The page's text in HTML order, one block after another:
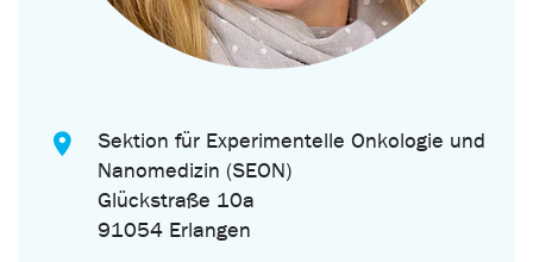
Sektion für Experimentelle Onkologie und
Nanomedizin (SEON)
Glückstraße 10a
91054 Erlangen